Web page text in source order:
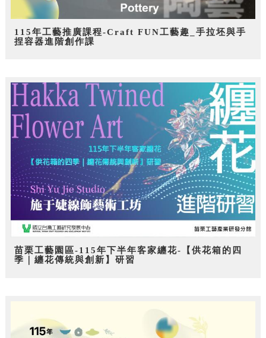
115年工藝推廣課程-Craft FUN工藝趣_手拉坯與手
捏容器進階創作課
苗栗工藝園區-115年下半年客家纏花-【供花箱的四
季｜纏花傳統與創新】研習